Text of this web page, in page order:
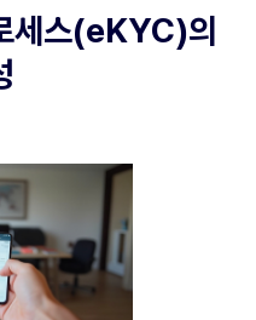
세스(eKYC)의